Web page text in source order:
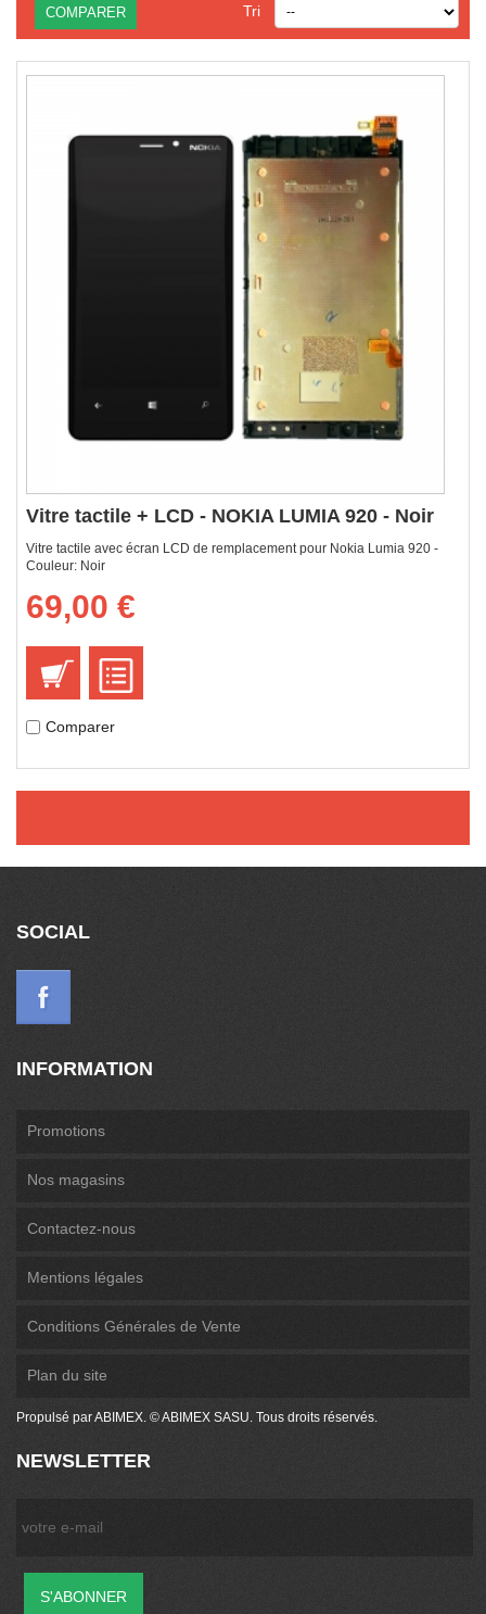
Tri
Vitre tactile + LCD - NOKIA LUMIA 920 - Noir
Vitre tactile avec écran LCD de remplacement pour Nokia Lumia 920 -
Couleur: Noir
69,00 €
Comparer
SOCIAL
INFORMATION
Promotions
Nos magasins
Contactez-nous
Mentions légales
Conditions Générales de Vente
Plan du site
Propulsé par ABIMEX. © ABIMEX SASU. Tous droits réservés.
NEWSLETTER